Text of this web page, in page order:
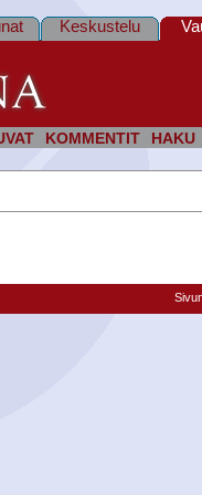
KOMMENTIT HAKU
Keskustelu